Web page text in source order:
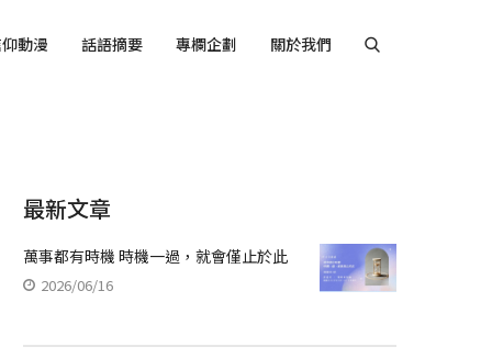
動漫 話語摘要 專欄企劃 關於我們
最新文章
萬事都有時機 時機一過，就會僅止於此
2026/06/16